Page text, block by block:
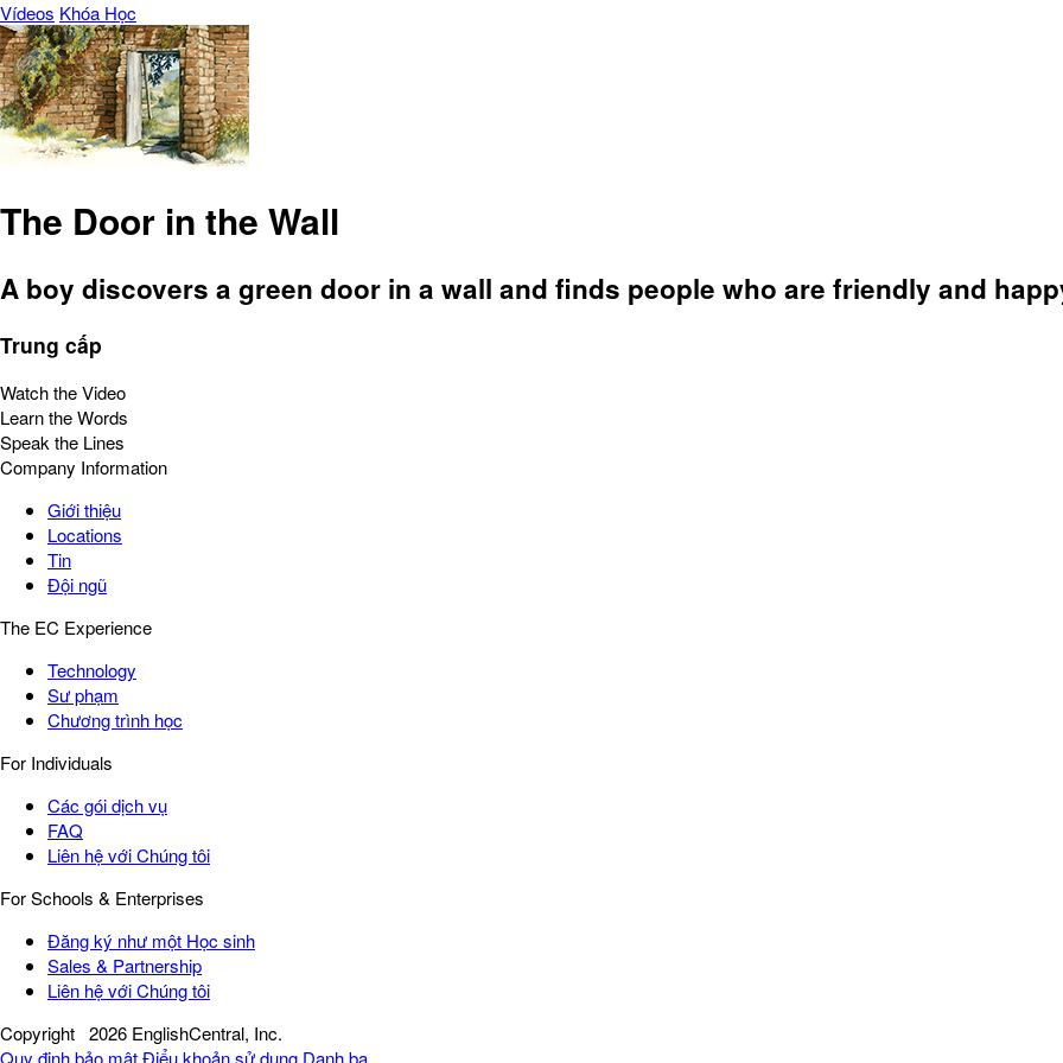
Vídeos Khóa Học
The Door in the Wall
A boy discovers a green door in a wall and finds people who are friendly and
Trung cấp
Watch the Video
Learn the Words
Speak the Lines
Company Information
Giới thiệu
Locations
Tin
Đội ngũ
The EC Experience
Technology
Sư phạm
Chương trình học
For Individuals
Các gói dịch vụ
FAQ
Liên hệ với Chúng tôi
For Schools & Enterprises
Đăng ký như một Học sinh
Sales & Partnership
Liên hệ với Chúng tôi
Copyright 2026 EnglishCentral, Inc.